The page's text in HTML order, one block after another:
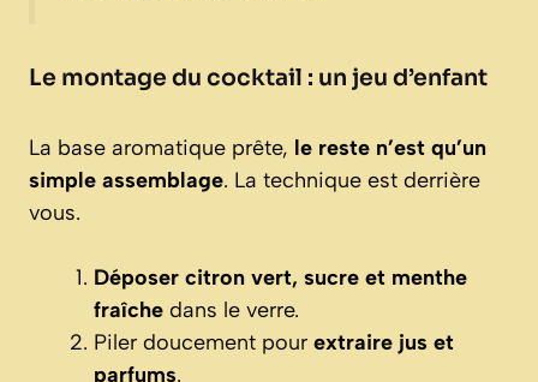
Le montage du cocktail : un jeu d’enfant
La base aromatique prête, le reste n’est qu’un
simple assemblage. La technique est derrière
vous.
Déposer citron vert, sucre et menthe
fraîche dans le verre.
Piler doucement pour extraire jus et
parfums.